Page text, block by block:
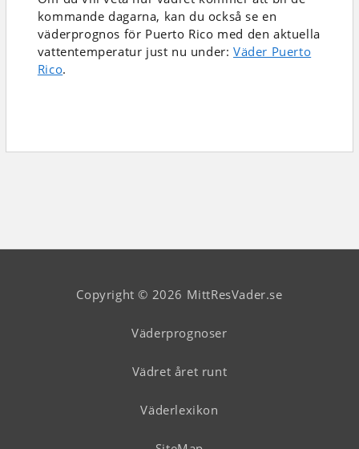
kommande dagarna, kan du också se en
väderprognos för Puerto Rico med den aktuella
vattentemperatur just nu under:Väder Puerto
Rico.
Copyright © 2026 MittResVader.se
Väderprognoser
Vädret året runt
Väderlexikon